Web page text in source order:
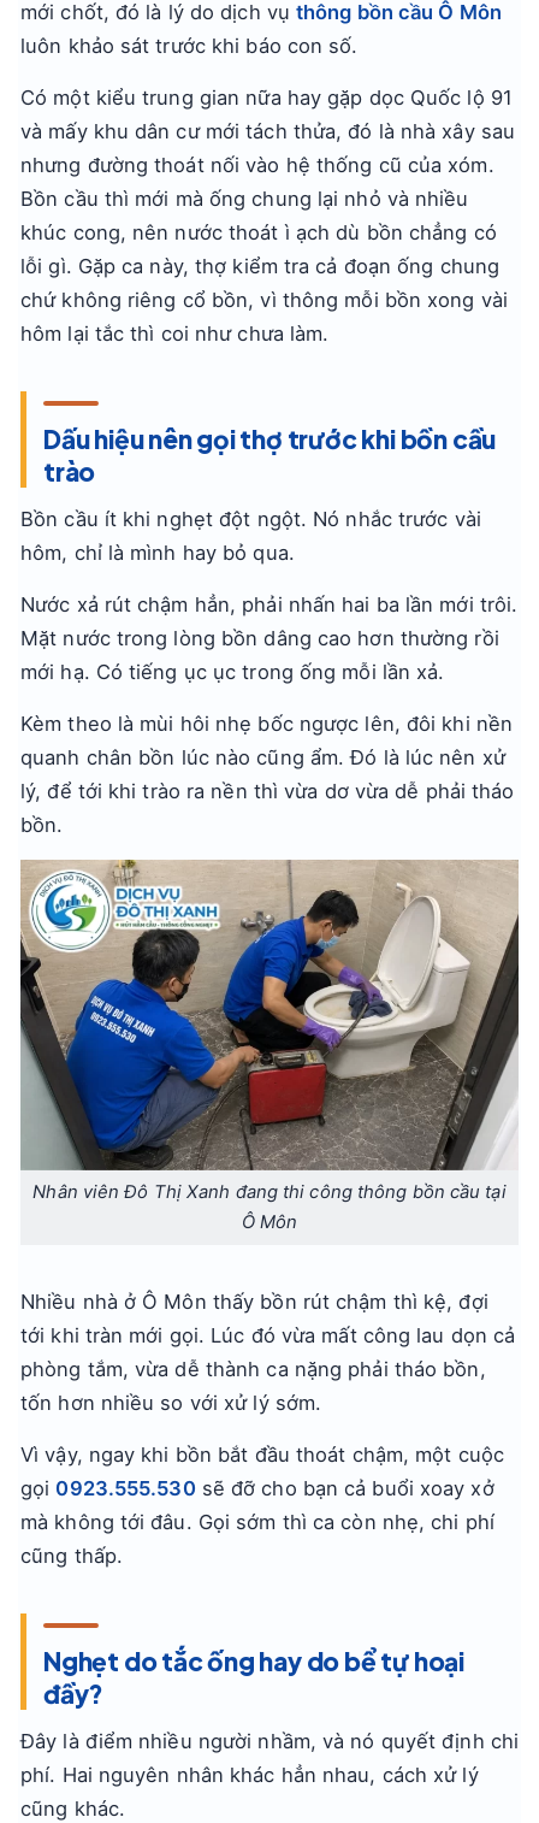
mới chốt, đó là lý do dịch vụthông bồn cầu Ô Môn
luôn khảo sát trước khi báo con số.
Có một kiểu trung gian nữa hay gặp dọc Quốc lộ 91
và mấy khu dân cư mới tách thửa, đó là nhà xây sau
nhưng đường thoát nối vào hệ thống cũ của xóm.
Bồn cầu thì mới mà ống chung lại nhỏ và nhiều
khúc cong, nên nước thoát ì ạch dù bồn chẳng có
lỗi gì. Gặp ca này, thợ kiểm tra cả đoạn ống chung
chứ không riêng cổ bồn, vì thông mỗi bồn xong vài
hôm lại tắc thì coi như chưa làm.
Dấu hiệu nên gọi thợ trước khi bồn cầu
trào
Bồn cầu ít khi nghẹt đột ngột. Nó nhắc trước vài
hôm, chỉ là mình hay bỏ qua.
Nước xả rút chậm hẳn, phải nhấn hai ba lần mới trôi.
Mặt nước trong lòng bồn dâng cao hơn thường rồi
mới hạ. Có tiếng ục ục trong ống mỗi lần xả.
Kèm theo là mùi hôi nhẹ bốc ngược lên, đôi khi nền
quanh chân bồn lúc nào cũng ẩm. Đó là lúc nên xử
lý, để tới khi trào ra nền thì vừa dơ vừa dễ phải tháo
bồn.
Nhân viên Đô Thị Xanh đang thi công thông bồn cầu tại
Ô Môn
Nhiều nhà ở Ô Môn thấy bồn rút chậm thì kệ, đợi
tới khi tràn mới gọi. Lúc đó vừa mất công lau dọn cả
phòng tắm, vừa dễ thành ca nặng phải tháo bồn,
tốn hơn nhiều so với xử lý sớm.
Vì vậy, ngay khi bồn bắt đầu thoát chậm, một cuộc
gọi 0923.555.530 sẽ đỡ cho bạn cả buổi xoay xở
mà không tới đâu. Gọi sớm thì ca còn nhẹ, chi phí
cũng thấp.
Nghẹt do tắc ống hay do bể tự hoại
đầy?
Đây là điểm nhiều người nhầm, và nó quyết định chi
phí. Hai nguyên nhân khác hẳn nhau, cách xử lý
cũng khác.